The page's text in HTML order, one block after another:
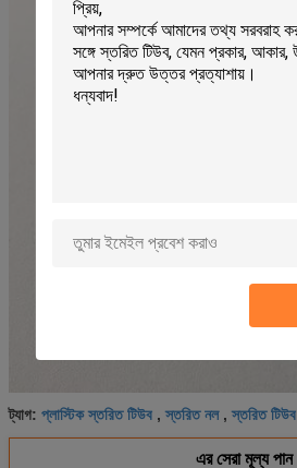
ট্যাগ: প্লাস্টিক স্তরিত টিউব ,স্তরিত নল,স্তরিত টিউব
এর সেরা মূল্য পান